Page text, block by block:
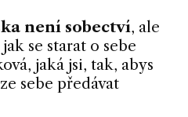
není sobectví, ale
se starat o sebe
jaká jsi, tak, abys
sebe předávat